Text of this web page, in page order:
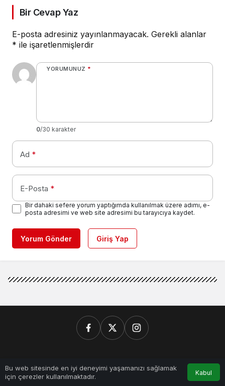
Bir Cevap Yaz
E-posta adresiniz yayınlanmayacak. Gerekli alanlar
* ile işaretlenmişlerdir
YORUMUNUZ *
0/30 karakter
Ad *
E-Posta *
Bir dahaki sefere yorum yaptığımda kullanılmak üzere adımı, e-
posta adresimi ve web site adresimi bu tarayıcıya kaydet.
Yorum Gönder Giriş Yap
Bu web sitesinde en iyi deneyimi yaşamanızı sağlamak
için çerezler kullanılmaktadır.
Kabul
Anasayfa Akış Bildirimler
0